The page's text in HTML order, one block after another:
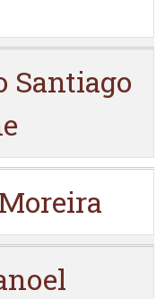
Santiago